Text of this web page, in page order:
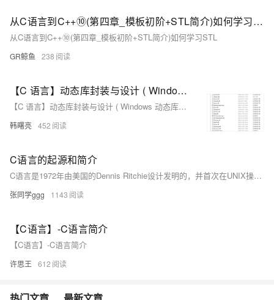
从C语言到C++⑩(第四章_模板初阶+STL简介)如何学习STL（上）
从C语言到C++⑩(第四章_模板初阶+STL简介)如何学习STL
GR鲸鱼 238
【C 语言】动态库封装与设计 ( Windows 动态库简介 | Visual Studio 调用动态库 )
【C 语言】动态库封装与设计 ( Windows 动态库简介 | Visual Studio 调用动态库 )
韩曙亮 452
C语言的起源和简介
C语言是1972年由美国的Dennis Ritchie设计发明的，并首次在UNIX操作系统的DEC PDP-11 计算机上使用。
张同学ggg 1143
【C语言】-C语言简介
【C语言】-C语言简介
许思王 612